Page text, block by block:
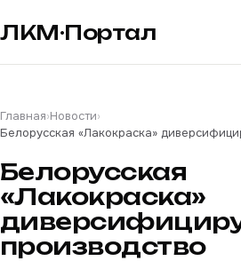
ЛКМ·Портал
Главная›Новости›
Белорусская «Лакокраска»
Белорусская
«Лакокраска»
производство